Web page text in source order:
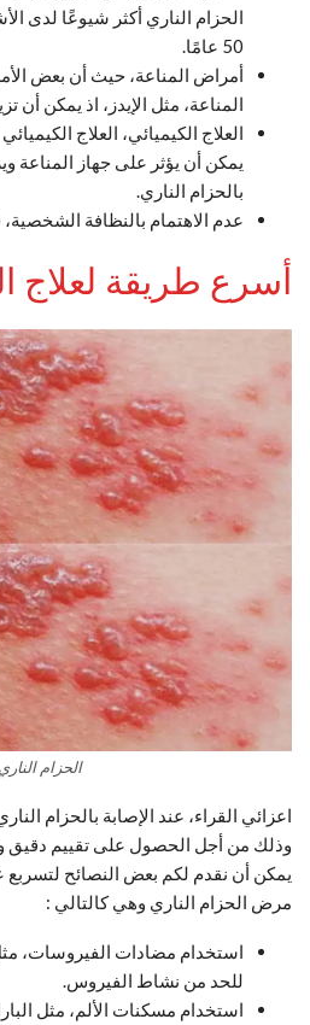
الحزام الناري أكثر شيوعًا لدى
50 عامًا.
أمراض المناعة، حيث أن بعض
المناعة، مثل الإيدز، اذ يمكن أن
العلاج الكيميائي، العلاج
يمكن أن يؤثر على جهاز المناعة
بالحزام الناري.
عدم الاهتمام بالنظافة
أسرع طريقة لعلاج
الحزام الناري
اعزائي القراء، عند الإصابة بالحزام
وذلك من أجل الحصول على تقييم دقيق
يمكن أن نقدم لكم بعض النصائح لتسربع
مرض الحزام الناري وهي كالتالي :
استخدام مضادات الفيروسات،
للحد من نشاط الفيروس.
استخدام مسكنات الألم، مثل